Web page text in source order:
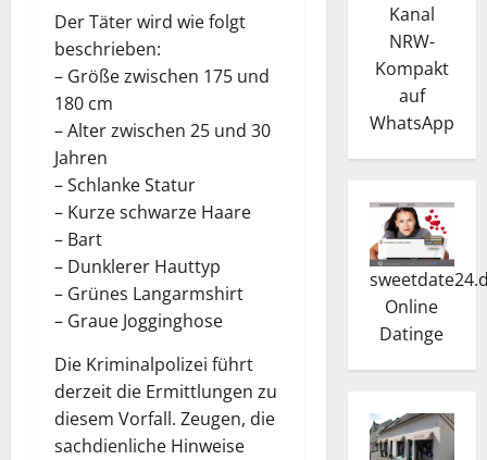
Der Täter wird wie folgt
beschrieben:
– Größe zwischen 175 und
180 cm
– Alter zwischen 25 und 30
Jahren
– Schlanke Statur
– Kurze schwarze Haare
– Bart
– Dunklerer Hauttyp
– Grünes Langarmshirt
– Graue Jogginghose
Die Kriminalpolizei führt
derzeit die Ermittlungen zu
diesem Vorfall. Zeugen, die
sachdienliche Hinweise
Kanal
NRW-
Kompakt
auf
WhatsApp
Online
Datinge